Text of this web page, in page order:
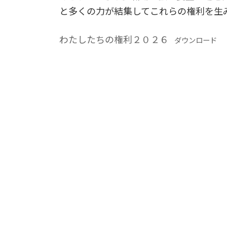
と多くの力が結集してこれらの権利を生
わたしたちの権利２０２６ ダウンロード